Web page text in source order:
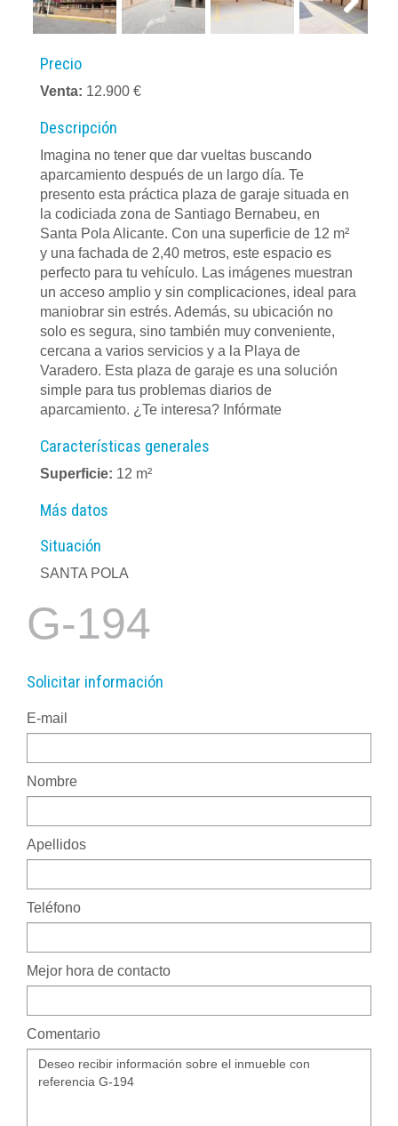
Next
Precio
Venta: 12.900 €
Descripción
Imagina no tener que dar vueltas buscando
aparcamiento después de un largo día. Te
presento esta práctica plaza de garaje situada en
la codiciada zona de Santiago Bernabeu, en
Santa Pola Alicante. Con una superficie de 12 m²
y una fachada de 2,40 metros, este espacio es
perfecto para tu vehículo. Las imágenes muestran
un acceso amplio y sin complicaciones, ideal para
maniobrar sin estrés. Además, su ubicación no
solo es segura, sino también muy conveniente,
cercana a varios servicios y a la Playa de
Varadero. Esta plaza de garaje es una solución
simple para tus problemas diarios de
aparcamiento. ¿Te interesa? Infórmate
Características generales
Superficie: 12 m²
Más datos
Situación
SANTA POLA
G-194
Solicitar información
E-mail
Nombre
Apellidos
Teléfono
Mejor hora de contacto
Comentario